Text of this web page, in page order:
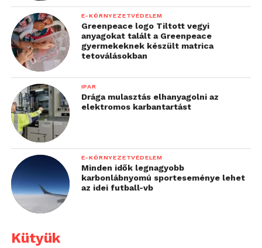
E-KÖRNYEZETVÉDELEM
Greenpeace logo Tiltott vegyi
anyagokat talált a Greenpeace
gyermekeknek készült matrica
tetoválásokban
IPAR
Drága mulasztás elhanyagolni az
elektromos karbantartást
E-KÖRNYEZETVÉDELEM
Minden idők legnagyobb
karbonlábnyomú sporteseménye lehet
az idei futball-vb
Kütyük